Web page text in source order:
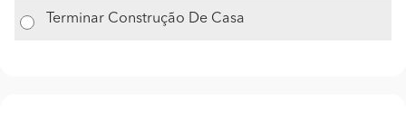
Terminar Construção De Casa